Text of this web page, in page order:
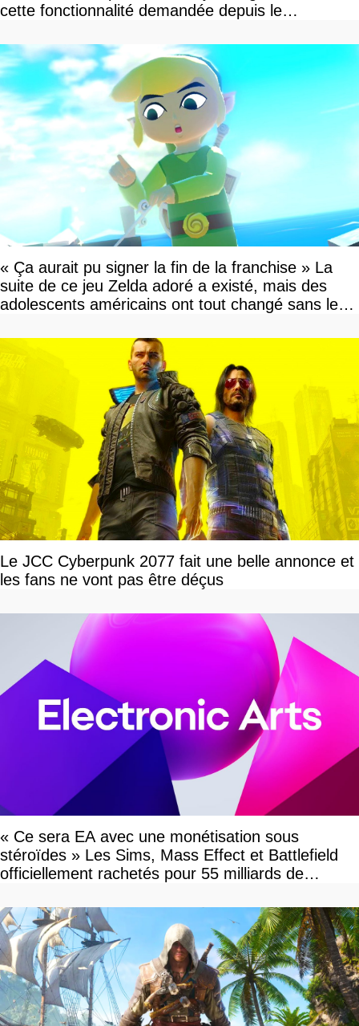
cette fonctionnalité demandée depuis le
« Ça aurait pu signer la fin de la franchise » La
suite de ce jeu Zelda adoré a existé, mais des
adolescents américains ont tout changé sans le
Le JCC Cyberpunk 2077 fait une belle annonce et
les fans ne vont pas être déçus
« Ce sera EA avec une monétisation sous
stéroïdes » Les Sims, Mass Effect et Battlefield
officiellement rachetés pour 55 milliards de